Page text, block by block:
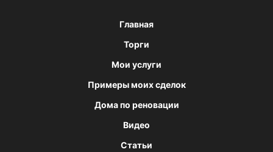
Главная
Торги
Мои услуги
Примеры моих сделок
Дома по реновации
Видео
Статьи